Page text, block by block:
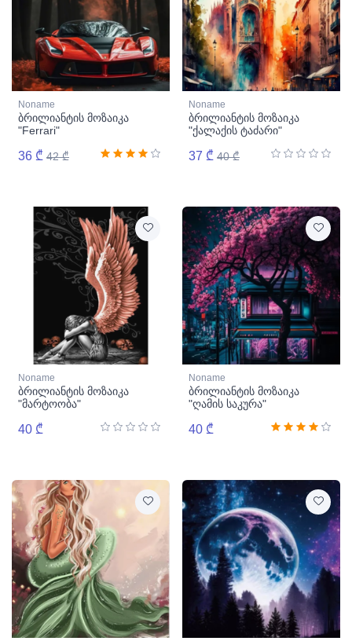
Noname
ბრილიანტის მოზაიკა
"Ferrari"
36 ₾ 42 ₾
Noname
ბრილიანტის მოზაიკა
"ქალაქის ტაძარი"
37 ₾ 40 ₾
Noname
ბრილიანტის მოზაიკა
"მარტოობა"
40 ₾
Noname
ბრილიანტის მოზაიკა
"ღამის საკურა"
40 ₾